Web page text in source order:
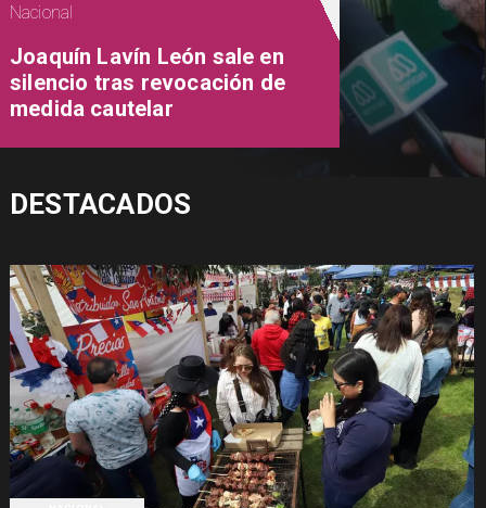
Nacional
Joaquín Lavín León sale en
silencio tras revocación de
medida cautelar
DESTACADOS